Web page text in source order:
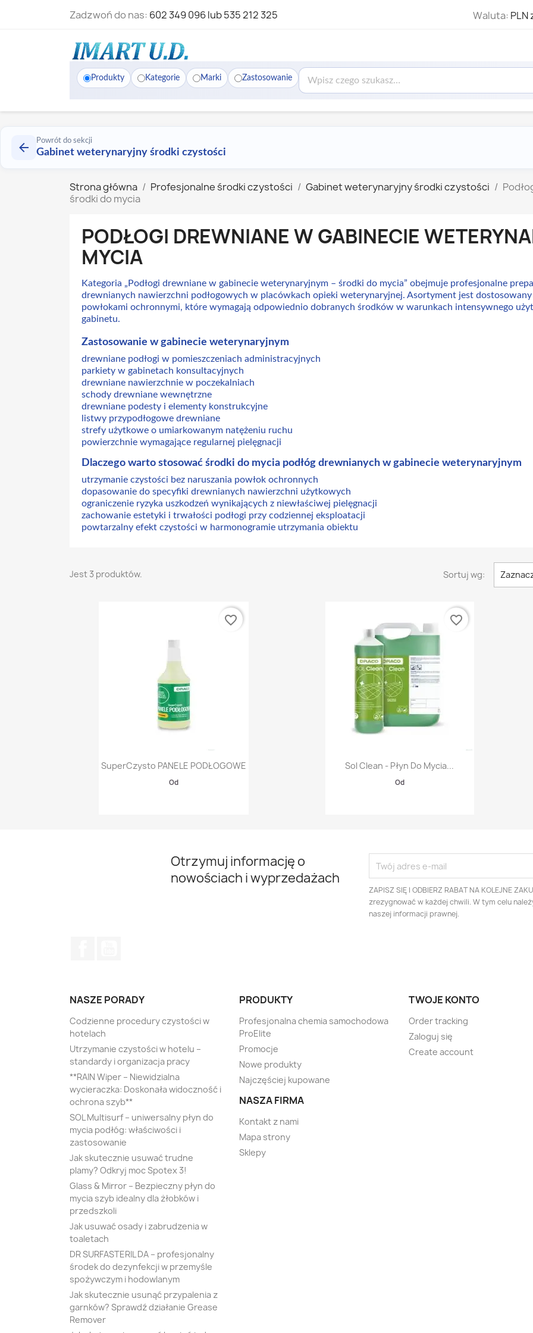
Zadzwoń do nas: 602 349 096 lub 535 212 325 Waluta: PLN
Produkty Kategorie Marki Zastosowanie
Powrót do sekcji
Gabinet weterynaryjny środki czystości
Strona główna Profesjonalne środki czystości Gabinet weterynaryjny środki czystości
środki do mycia
PODŁOGI DREWNIANE W GABINECIE
MYCIA
Kategoria „Podłogi drewniane w gabinecie weterynaryjnym – środki do mycia” obejmuje profesjonalne
drewnianych nawierzchni podłogowych w placówkach opieki weterynaryjnej. Asortyment jest
powłokami ochronnymi, które wymagają odpowiednio dobranych środków w warunkach intensywnego
gabinetu.
Zastosowanie w gabinecie weterynaryjnym
drewniane podłogi w pomieszczeniach administracyjnych
parkiety w gabinetach konsultacyjnych
drewniane nawierzchnie w poczekalniach
schody drewniane wewnętrzne
drewniane podesty i elementy konstrukcyjne
listwy przypodłogowe drewniane
strefy użytkowe o umiarkowanym natężeniu ruchu
powierzchnie wymagające regularnej pielęgnacji
Dlaczego warto stosować środki do mycia podłóg drewnianych w gabinecie weterynaryjnym
utrzymanie czystości bez naruszania powłok ochronnych
dopasowanie do specyfiki drewnianych nawierzchni użytkowych
ograniczenie ryzyka uszkodzeń wynikających z niewłaściwej pielęgnacji
zachowanie estetyki i trwałości podłogi przy codziennej eksploatacji
powtarzalny efekt czystości w harmonogramie utrzymania obiektu
Jest 3 produktów. Sortuj wg:
Szybki podgląd
SuperCzysto PANELE PODŁOGOWE
Od
favorite_border
Szybki podgląd
Sol Clean - Płyn Do Mycia...
Od
favorite_border
Otrzymuj informację o
nowościach i wyprzedażach
ZAPISZ SIĘ I ODBIERZ RABAT NA KOLEJNE
zrezygnować w każdej chwili. W tym celu
naszej informacji prawnej.
NASZE PORADY
Codzienne procedury czystości w
hotelach
Utrzymanie czystości w hotelu –
standardy i organizacja pracy
**RAIN Wiper – Niewidzialna
wycieraczka: Doskonała widoczność i
ochrona szyb**
SOL Multisurf – uniwersalny płyn do
mycia podłóg: właściwości i
zastosowanie
Jak skutecznie usuwać trudne
plamy? Odkryj moc Spotex 3!
Glass & Mirror – Bezpieczny płyn do
mycia szyb idealny dla żłobków i
przedszkoli
Jak usuwać osady i zabrudzenia w
toaletach
DR SURFASTERIL DA – profesjonalny
środek do dezynfekcji w przemyśle
spożywczym i hodowlanym
Jak skutecznie usunąć przypalenia z
garnków? Sprawdź działanie Grease
Remover
PRODUKTY
Profesjonalna chemia samochodowa
ProElite
Promocje
Nowe produkty
Najczęściej kupowane
NASZA FIRMA
Kontakt z nami
Mapa strony
Sklepy
TWOJE KONTO
Order tracking
Zaloguj się
Create account